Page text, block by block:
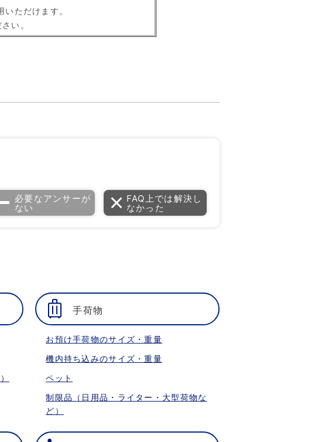
いただけます。
い。
必要なアンサーが
ない
FAQ上では解決し
なかった
手荷物
お預け手荷物のサイズ・重量
機内持ち込みのサイズ・重量
ペット
制限品（日用品・ライター・大型荷物な
ど）